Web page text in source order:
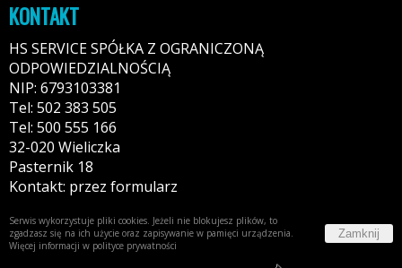
KONTAKT
HS SERVICE SPÓŁKA Z OGRANICZONĄ
ODPOWIEDZIALNOŚCIĄ
NIP: 6793103381
Tel: 502 383 505
Tel: 500 555 166
32-020 Wieliczka
Pasternik 18
Kontakt: przez formularz
Serwis wykorzystuje pliki cookies. Jeżeli nie blokujesz plików, to
zgadzasz się na ich użycie oraz zapisywanie w pamięci urządzenia.
Więcej informacji w polityce prywatności
Zamknij